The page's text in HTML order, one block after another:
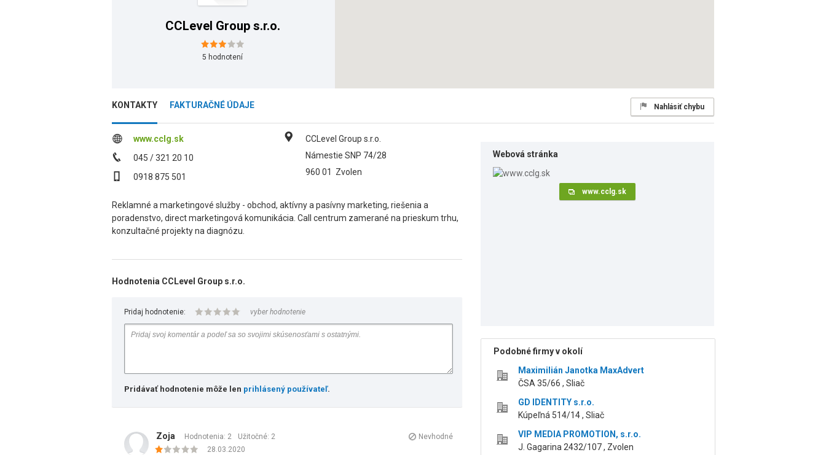
CCLevel Group s.r.o.
5 hodnotení
KONTAKTY FAKTURAČNÉ ÚDAJE Nahlásiť chybu
www.cclg.sk
045 / 321 20 10
0918 875 501
CCLevel Group s.r.o.
Námestie SNP 74/28
960 01
Zvolen
Reklamné a marketingové služby - obchod, aktívny a pasívny marketing, riešenia a
poradenstvo, direct marketingová komunikácia. Call centrum zamerané na prieskum trhu,
konzultačné projekty na diagnózu.
Hodnotenia CCLevel Group s.r.o.
Pridaj hodnotenie: vyber hodnotenie
Pridávať hodnotenie môže len prihlásený používateľ.
Zoja Hodnotenia: 2 Užitočné: 2
Nevhodné
28.03.2020
Webová stránka
www.cclg.sk
Podobné firmy v okolí
Maximilián Janotka MaxAdvert
ČSA 35/66 , Sliač
GD IDENTITY s.r.o.
Kúpeľná 514/14 , Sliač
VIP MEDIA PROMOTION, s.r.o.
J. Gagarina 2432/107 , Zvolen